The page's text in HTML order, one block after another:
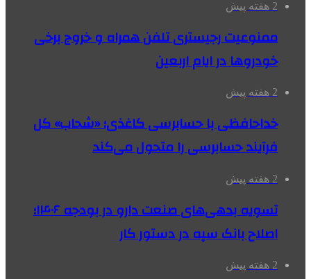
2 هفته پیش
ممنوعیت رجیستری تلفن همراه و خروج برخی
خودروها در ایام اربعین
2 هفته پیش
خداحافظی با حسابرسی کاغذی؛ «شحاب» کل
فرآیند حسابرسی را متحول می‌کند
2 هفته پیش
تسویه بدهی‌های صنعت دارو در بودجه ۱۴۰۶؛
اصلاح بانک سپه در دستور کار
2 هفته پیش